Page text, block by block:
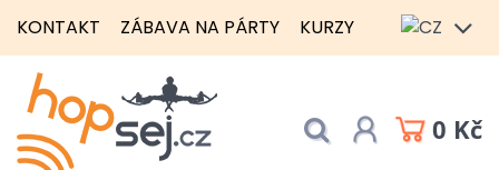
KONTAKT ZÁBAVA NA PÁRTY KURZY
0 Kč